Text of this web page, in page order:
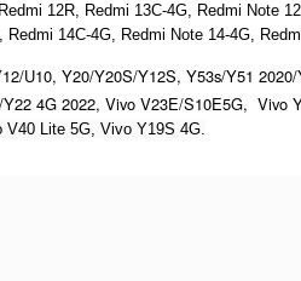
12R, Redmi 13C-4G, Redmi Note
Redmi 14C-4G, Redmi Note 14-4G,
U10, Y20/Y20S/Y12S, Y53s/Y51
4G 2022, Vivo V23E/S10E5G, Vivo
V40 Lite 5G, Vivo Y19S 4G.